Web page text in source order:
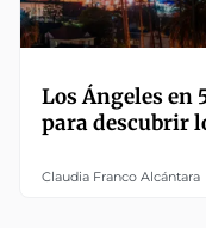
Los Ángeles
para descubrir
Claudia Franco Alcántara